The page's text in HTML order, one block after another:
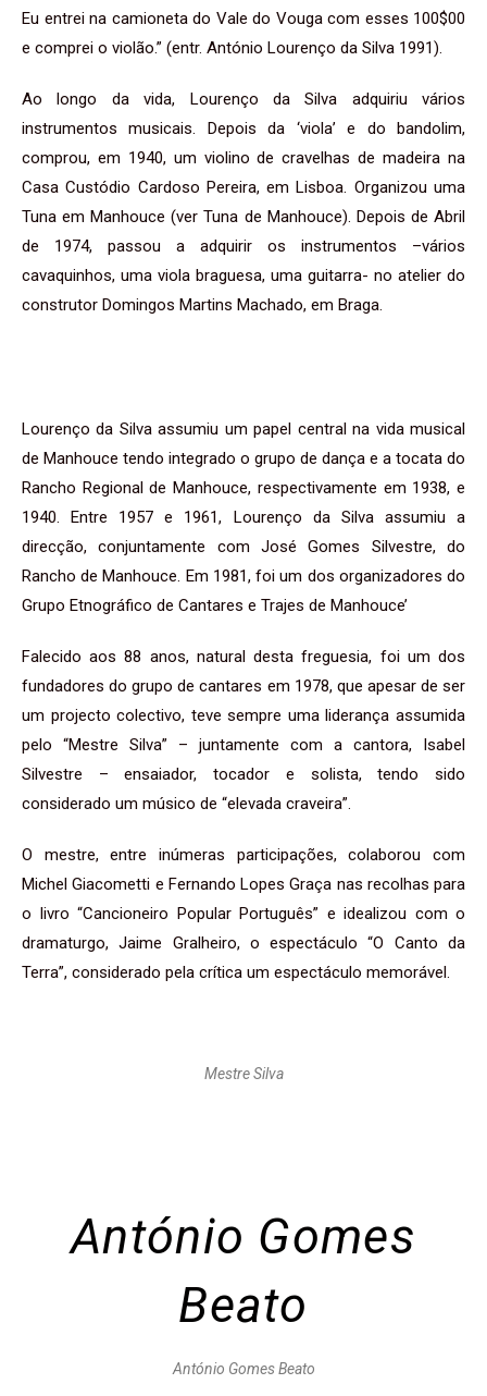
Eu entrei na camioneta do Vale do Vouga com esses 100$00
e comprei o violão.” (entr. António Lourenço da Silva 1991).
Ao longo da vida, Lourenço da Silva adquiriu vários
instrumentos musicais. Depois da ‘viola’ e do bandolim,
comprou, em 1940, um violino de cravelhas de madeira na
Casa Custódio Cardoso Pereira, em Lisboa. Organizou uma
Tuna em Manhouce (ver Tuna de Manhouce). Depois de Abril
de 1974, passou a adquirir os instrumentos –vários
cavaquinhos, uma viola braguesa, uma guitarra- no atelier do
construtor Domingos Martins Machado, em Braga.
Lourenço da Silva assumiu um papel central na vida musical
de Manhouce tendo integrado o grupo de dança e a tocata do
Rancho Regional de Manhouce, respectivamente em 1938, e
1940. Entre 1957 e 1961, Lourenço da Silva assumiu a
direcção, conjuntamente com José Gomes Silvestre, do
Rancho de Manhouce. Em 1981, foi um dos organizadores do
Grupo Etnográfico de Cantares e Trajes de Manhouce’
Falecido aos 88 anos, natural desta freguesia, foi um dos
fundadores do grupo de cantares em 1978, que apesar de ser
um projecto colectivo, teve sempre uma liderança assumida
pelo “Mestre Silva” – juntamente com a cantora, Isabel
Silvestre – ensaiador, tocador e solista, tendo sido
considerado um músico de “elevada craveira”.
O mestre, entre inúmeras participações, colaborou com
Michel Giacometti e Fernando Lopes Graça nas recolhas para
o livro “Cancioneiro Popular Português” e idealizou com o
dramaturgo, Jaime Gralheiro, o espectáculo “O Canto da
Terra”, considerado pela crítica um espectáculo memorável.
Mestre Silva
António Gomes
Beato
António Gomes Beato